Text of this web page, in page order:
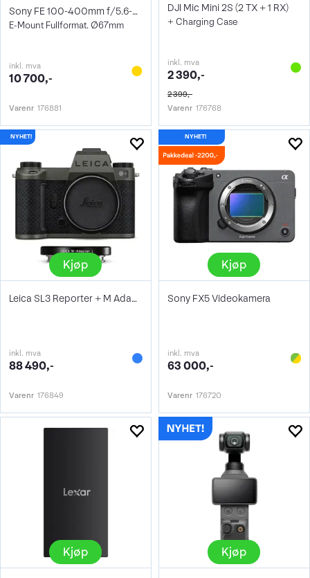
Sony FE 100-400mm f/5.6-8 OSS
E-Mount Fullformat. Ø67mm
inkl. mva
10 700,-
Varenr 176881
DJI Mic Mini 2S (2 TX + 1 RX)
+ Charging Case
inkl. mva
2 390,-
2 399,-
Varenr 176768
Kjøp
Leica SL3 Reporter + M Adapter L
inkl. mva
88 490,-
Varenr 176849
Kjøp
Sony FX5 Videokamera
inkl. mva
63 000,-
Varenr 176720
Kjøp Kjøp